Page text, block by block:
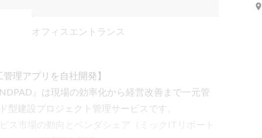
オフィスエントランス
理アプリを自社開発】
』は現場の効率化から経営改善まで一元管
建設プロジェクト管理サービスです。
ス市場の動向とベンダシェア（ミックITリポート